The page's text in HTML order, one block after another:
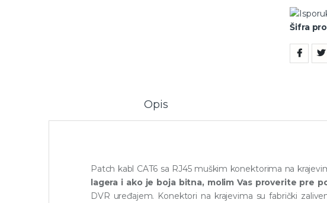
Šifra
Opis
Patch kabl CAT6 sa RJ45 muškim konektorima na
lagera i ako je boja bitna, molim Vas proverite pre
DVR uređajem. Konektori na krajevima su fabrički